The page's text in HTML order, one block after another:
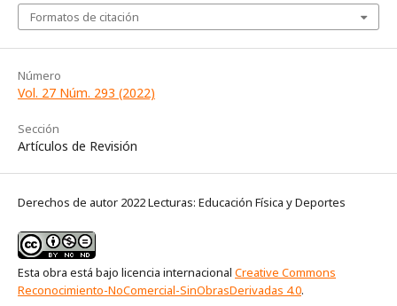
Formatos de citación
Número
Vol. 27 Núm. 293 (2022)
Sección
Artículos de Revisión
Derechos de autor 2022 Lecturas: Educación Física y Deportes
Esta obra está bajo licencia internacional Creative Commons
Reconocimiento-NoComercial-SinObrasDerivadas 4.0.